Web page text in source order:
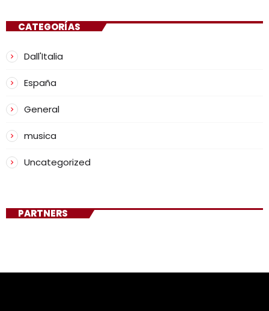
CATEGORÍAS
Dall'Italia
España
General
musica
Uncategorized
PARTNERS